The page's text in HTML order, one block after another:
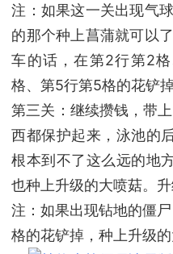
注：如果这一关出现气
的那个种上菖蒲就可以
车的话，在第2行第2
格、第5行第5格的花铲
第三关：继续攒钱，带
西都保护起来，泳池的
根本到不了这么远的地
也种上升级的大喷菇。
注：如果出现钻地的僵
格的花铲掉，种上升级的